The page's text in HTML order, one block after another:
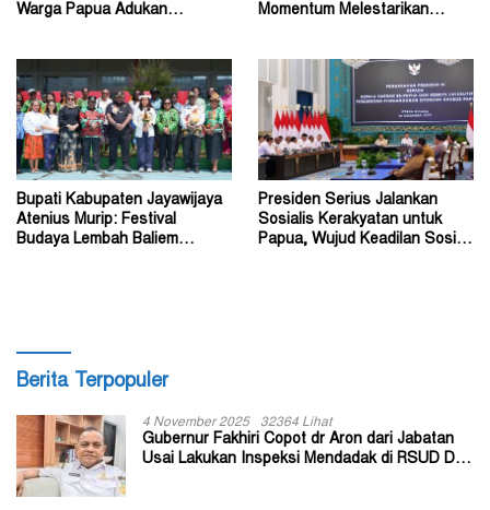
Warga Papua Adukan
Momentum Melestarikan
Bupati Kabupaten Jayawijaya
Atenius Murip: Festival
Budaya Lembah Baliem
Presiden Serius Jalankan
Sosialis Kerakyatan untuk
Papua, Wujud Keadilan Sosial
Berita Terpopuler
4 November 2025 32364 Lihat
Gubernur Fakhiri Copot dr Aron dari Jabatan
Usai Lakukan Inspeksi Mendadak di RSUD Dok